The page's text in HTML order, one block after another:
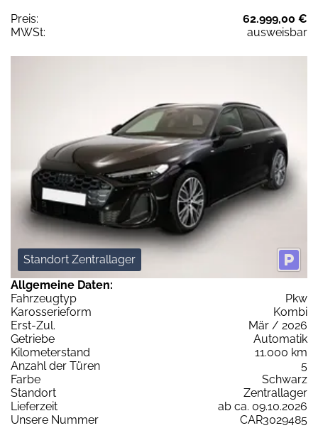
Preis:
62.999,00 €
MWSt:
ausweisbar
Standort Zentrallager
Allgemeine Daten:
Fahrzeugtyp
Pkw
Karosserieform
Kombi
Erst-Zul.
Mär / 2026
Getriebe
Automatik
Kilometerstand
11.000 km
Anzahl der Türen
5
Farbe
Schwarz
Standort
Zentrallager
Lieferzeit
ab ca. 09.10.2026
Unsere Nummer
CAR3029485